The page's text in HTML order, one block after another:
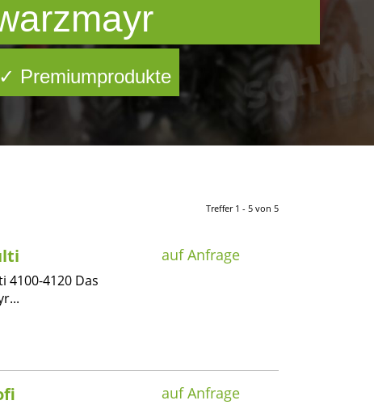
Premiumprodukte
Treffer 1 - 5 von 5
4100-4120 Das
auf Anfrage
auf Anfrage